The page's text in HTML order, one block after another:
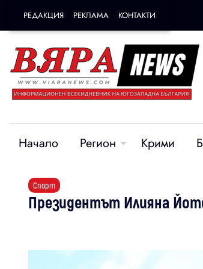
РЕДАКЦИЯ РЕКЛАМА КОНТАКТИ
Начало Регион Крими
Спорт
Президентът Илияна